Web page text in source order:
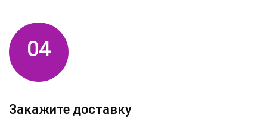
04
Закажите доставку